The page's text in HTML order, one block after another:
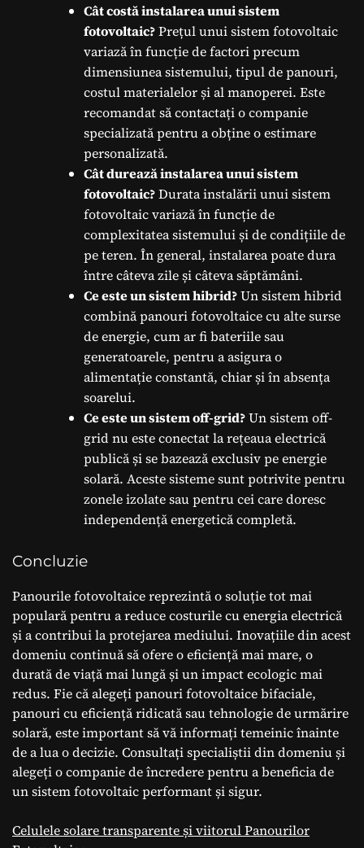
Cât costă instalarea unui sistem
fotovoltaic?Prețul unui sistem fotovoltaic
variază în funcție de factori precum
dimensiunea sistemului, tipul de panouri,
costul materialelor și al manoperei. Este
recomandat să contactați o companie
specializată pentru a obține o estimare
personalizată.
Cât durează instalarea unui sistem
fotovoltaic?Durata instalării unui sistem
fotovoltaic variază în funcție de
complexitatea sistemului și de condițiile de
pe teren. În general, instalarea poate dura
între câteva zile și câteva săptămâni.
Ce este un sistem hibrid?Un sistem hibrid
combină panouri fotovoltaice cu alte surse
de energie, cum ar fi bateriile sau
generatoarele, pentru a asigura o
alimentație constantă, chiar și în absența
soarelui.
Ce este un sistem off-grid?Un sistem off-
grid nu este conectat la rețeaua electrică
publică și se bazează exclusiv pe energie
solară. Aceste sisteme sunt potrivite pentru
zonele izolate sau pentru cei care doresc
independență energetică completă.
Concluzie
Panourile fotovoltaice reprezintă o soluție tot mai
populară pentru a reduce costurile cu energia electrică
și a contribui la protejarea mediului. Inovațiile din acest
domeniu continuă să ofere o eficiență mai mare, o
durată de viață mai lungă și un impact ecologic mai
redus. Fie că alegeți panouri fotovoltaice bifaciale,
panouri cu eficiență ridicată sau tehnologie de urmărire
solară, este important să vă informați temeinic înainte
de a lua o decizie. Consultați specialiștii din domeniu și
alegeți o companie de încredere pentru a beneficia de
un sistem fotovoltaic performant și sigur.
Celulele solare transparente și viitorul Panourilor